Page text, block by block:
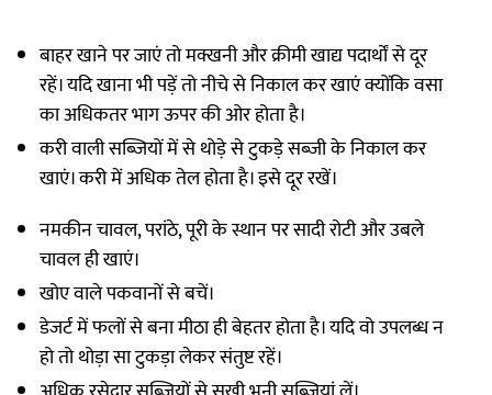
बाहर खाने पर जाएं तो मक्खनी और क्रीमी खाद्य पदार्थों से दूर
रहें। यदि खाना भी पड़ें तो नीचे से निकाल कर खाएं क्योंकि वसा
का अधिकतर भाग ऊपर की ओर होता है।
करी वाली सब्जियों में से थोड़े से टुकड़े सब्जी के निकाल कर
खाएं। करी में अधिक तेल होता है। इसे दूर रखें।
नमकीन चावल, परांठे, पूरी के स्थान पर सादी रोटी और उबले
चावल ही खाएं।
खोए वाले पकवानों से बचें।
डेजर्ट में फलों से बना मीठा ही बेहतर होता है। यदि वो उपलब्ध न
हो तो थोड़ा सा टुकड़ा लेकर संतुष्ट रहें।